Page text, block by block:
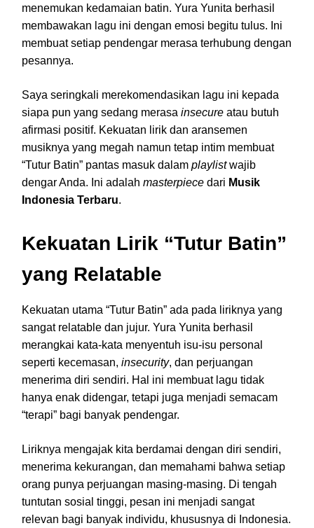
menemukan kedamaian batin. Yura Yunita berhasil
membawakan lagu ini dengan emosi begitu tulus. Ini
membuat setiap pendengar merasa terhubung dengan
pesannya.
Saya seringkali merekomendasikan lagu ini kepada
siapa pun yang sedang merasa insecure atau butuh
afirmasi positif. Kekuatan lirik dan aransemen
musiknya yang megah namun tetap intim membuat
“Tutur Batin” pantas masuk dalam playlistwajib
dengar Anda. Ini adalah masterpiece dari Musik
Indonesia Terbaru.
Kekuatan Lirik “Tutur Batin”
yang Relatable
Kekuatan utama “Tutur Batin” ada pada liriknya yang
sangat relatable dan jujur. Yura Yunita berhasil
merangkai kata-kata menyentuh isu-isu personal
seperti kecemasan, insecurity, dan perjuangan
menerima diri sendiri. Hal ini membuat lagu tidak
hanya enak didengar, tetapi juga menjadi semacam
“terapi” bagi banyak pendengar.
Liriknya mengajak kita berdamai dengan diri sendiri,
menerima kekurangan, dan memahami bahwa setiap
orang punya perjuangan masing-masing. Di tengah
tuntutan sosial tinggi, pesan ini menjadi sangat
relevan bagi banyak individu, khususnya di Indonesia.